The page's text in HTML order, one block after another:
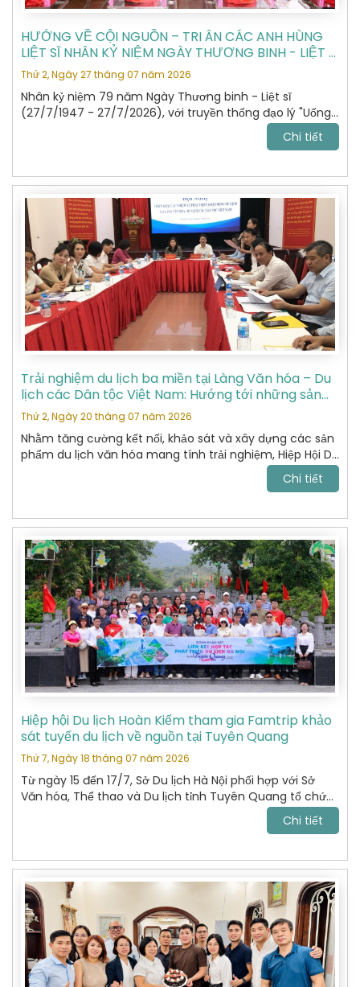
HƯỚNG VỀ CỘI NGUỒN – TRI ÂN CÁC ANH HÙNG
LIỆT SĨ NHÂN KỶ NIỆM NGÀY THƯƠNG BINH - LIỆT SĨ
27/7
Thứ 2, Ngày 27 tháng 07 năm 2026
Nhân kỷ niệm 79 năm Ngày Thương binh - Liệt sĩ
(27/7/1947 - 27/7/2026), với truyền thống đạo lý "Uống
nước nhớ nguồn", "Đền ơn đáp nghĩa", Hiệp hội Du lịch Hà
Nội đã tổ chức hành trình dâng hương, tưởng niệm các
tỉnh Tuyên Quang – nơi yên nghỉ của gần 2.000 Anh
bảo vệ biên giới phía Bắc của Tổ quốc giai đoạn 1979 -
1989.
Chi tiết
Trải nghiệm du lịch ba miền tại Làng Văn hóa – Du
lịch các Dân tộc Việt Nam: Hướng tới những sản
phẩm du lịch văn hóa đặc sắc
Thứ 2, Ngày 20 tháng 07 năm 2026
Nhằm tăng cường kết nối, khảo sát và xây dựng các sản
phẩm du lịch văn hóa mang tính trải nghiệm, Hiệp Hội Du
Lịch Hoàn Kiếm đã tham gia chương trình khảo sát thực
tế tại Làng Văn hóa – Du lịch các Dân tộc Việt Nam do
Chi tiết
Hiệp hội Du lịch Hoàn Kiếm tham gia Famtrip khảo
sát tuyến du lịch về nguồn tại Tuyên Quang
Thứ 7, Ngày 18 tháng 07 năm 2026
Từ ngày 15 đến 17/7, Sở Du lịch Hà Nội phối hợp với Sở
Văn hóa, Thể thao và Du lịch tỉnh Tuyên Quang tổ chức
chương trình khảo sát, xây dựng và kết nối các sản
Chi tiết